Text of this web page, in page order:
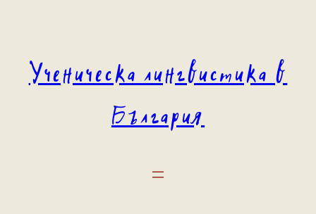
Ученическа лингвистика в
България